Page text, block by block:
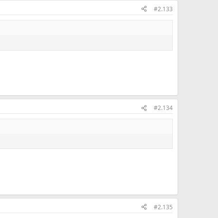
#2.133
#2.134
#2.135